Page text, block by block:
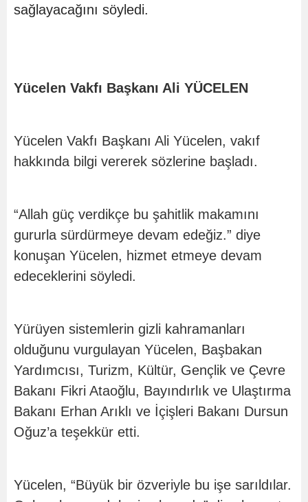
sağlayacağını söyledi.
Yücelen Vakfı Başkanı Ali YÜCELEN
Yücelen Vakfı Başkanı Ali Yücelen, vakıf
hakkında bilgi vererek sözlerine başladı.
“Allah güç verdikçe bu şahitlik makamını
gururla sürdürmeye devam edeğiz.” diye
konuşan Yücelen, hizmet etmeye devam
edeceklerini söyledi.
Yürüyen sistemlerin gizli kahramanları
olduğunu vurgulayan Yücelen, Başbakan
Yardımcısı, Turizm, Kültür, Gençlik ve Çevre
Bakanı Fikri Ataoğlu, Bayındırlık ve Ulaştırma
Bakanı Erhan Arıklı ve İçişleri Bakanı Dursun
Oğuz’a teşekkür etti.
Yücelen, “Büyük bir özveriyle bu işe sarıldılar.